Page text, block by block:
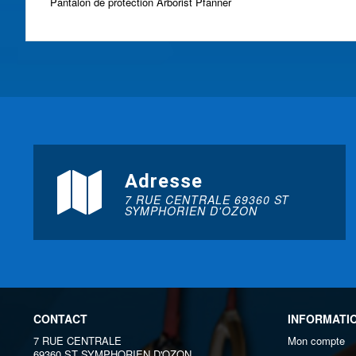
Adresse
7 RUE CENTRALE 69360 ST
SYMPHORIEN D'OZON
CONTACT
7 RUE CENTRALE
Mon compte